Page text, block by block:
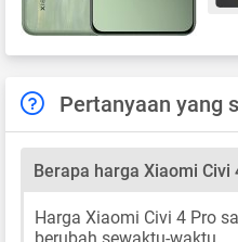
Pertanyaan yang
Berapa harga Xiaomi Civi
Harga Xiaomi Civi 4 Pro